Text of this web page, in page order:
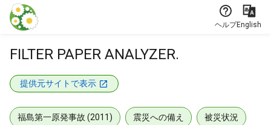
本文に飛ぶ
ヘルプEnglish
FILTER PAPER ANALYZER.
提供元サイトで表示
福島第一原発事故 (2011) 震災への備え 被災状況